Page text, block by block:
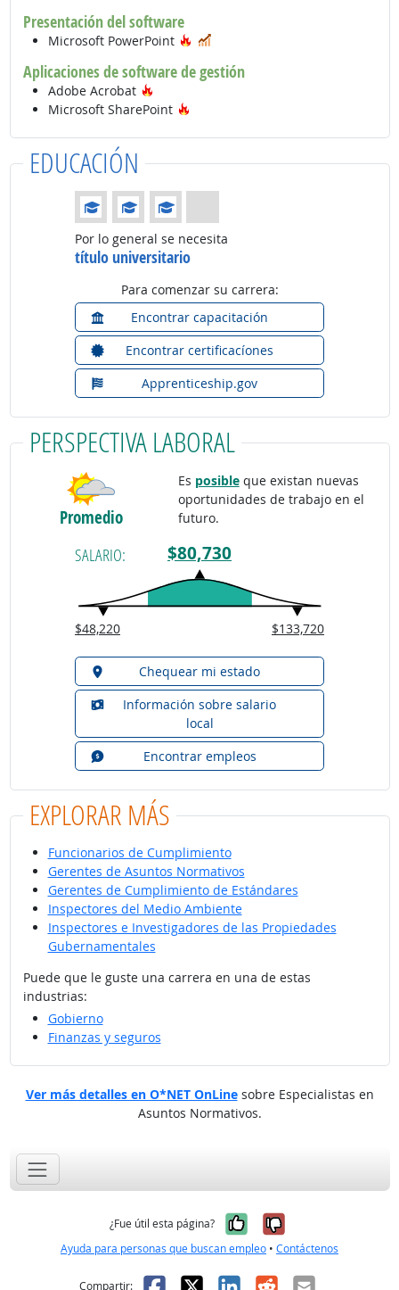
Presentación del software
Microsoft PowerPoint Tecnología de moda
Aplicaciones de software de gestión
Adobe Acrobat
Microsoft SharePoint
EDUCACIÓN
Educación: (Calificación 3 de 4)
Por lo general se necesita
título universitario
Para comenzar su carrera:
Encontrar capacitación
Encontrar certificacíones
Apprenticeship.gov
PERSPECTIVA LABORAL
Promedio
Es posibleque existan nuevas
oportunidades de trabajo en el
futuro.
SALARIO: $80,730
$48,220 $133,720
Chequear mi estado
Información sobre salario
local
Encontrar empleos
EXPLORAR MÁS
Funcionarios de Cumplimiento
Gerentes de Asuntos Normativos
Gerentes de Cumplimiento de Estándares
Inspectores del Medio Ambiente
Inspectores e Investigadores de las Propiedades
Gubernamentales
Puede que le guste una carrera en una de estas
industrias:
Gobierno
Finanzas y seguros
Ver más detalles en O*NET OnLinesobre Especialistas en
Asuntos Normativos.
¿Fue útil esta página? Sí, fue útil
No, no fue
Ayuda para personas que buscan empleo • Contáctenos
Compartir: